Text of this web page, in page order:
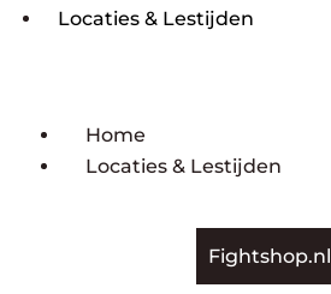
Locaties & Lestijden
Home
Locaties & Lestijden
Fightshop.nl